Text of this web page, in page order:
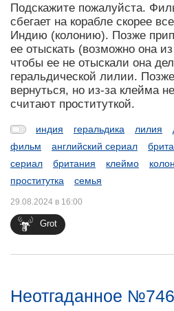
Подскажите пожалуйста.
сбегает на корабле скорее
Индию (колонию). Позже
ее отыскать (возможно она
чтобы ее не отыскали она
геральдической лилии.
вернуться, но из-за клейма
считают проституткой.
индия геральдика лилия
фильм
английский сериал
сериал
британия клеймо
проститутка
семья
Grot
29.08.2024 в 16:00
Неотгаданное